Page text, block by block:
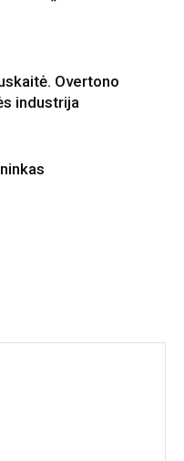
Overtono
industrija